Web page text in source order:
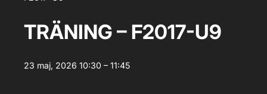
TRÄNING – F2017-U9
23 maj, 2026 10:30 – 11:45